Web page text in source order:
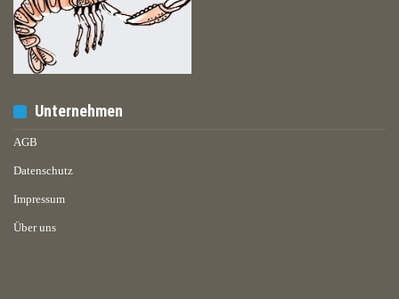
Unternehmen
AGB
Datenschutz
Impressum
Über uns